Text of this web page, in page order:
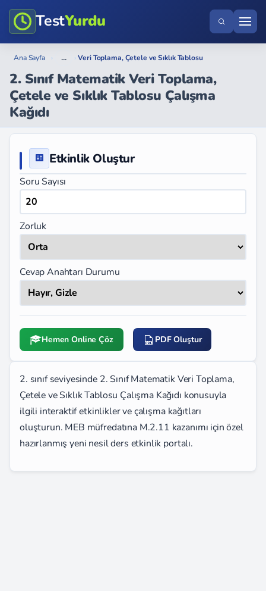
TestYurdu
Ana Sayfa › ... › Veri Toplama, Çetele ve Sıklık Tablosu
2. Sınıf Matematik Veri Toplama,
Çetele ve Sıklık Tablosu Çalışma
Kağıdı
Etkinlik Oluştur
Soru Sayısı
Zorluk
Cevap Anahtarı Durumu
Hemen Online Çöz PDF Oluştur
2. sınıf seviyesinde 2. Sınıf Matematik Veri Toplama,
Çetele ve Sıklık Tablosu Çalışma Kağıdı konusuyla
ilgili interaktif etkinlikler ve çalışma kağıtları
oluşturun. MEB müfredatına M.2.11 kazanımı için özel
hazırlanmış yeni nesil ders etkinlik portalı.